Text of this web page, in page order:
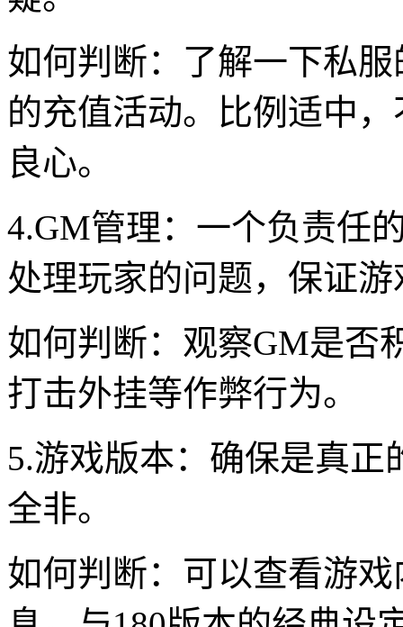
如何判断：了解一下私
的充值活动。比例适中
良心。
4.GM管理：一个负责任
处理玩家的问题，保证
如何判断：观察GM是否
打击外挂等作弊行为。
5.游戏版本：确保是真正
全非。
如何判断：可以查看游